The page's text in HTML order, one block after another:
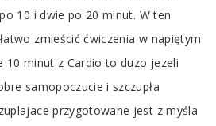
10 i dwie po 20 minut. W ten
zmieścić ćwiczenia w napiętym
10 minut z Cardio to duzo jezeli
samopoczucie i szczupła
przygotowane jest z myśla